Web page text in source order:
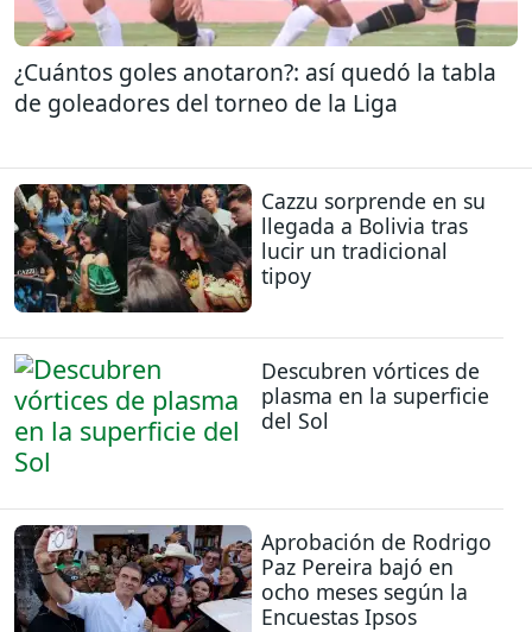
¿Cuántos goles anotaron?: así quedó la tabla
de goleadores del torneo de la Liga
Cazzu sorprende en su
llegada a Bolivia tras
lucir un tradicional
tipoy
Descubren vórtices de
plasma en la superficie
del Sol
Aprobación de Rodrigo
Paz Pereira bajó en
ocho meses según la
Encuestas Ipsos